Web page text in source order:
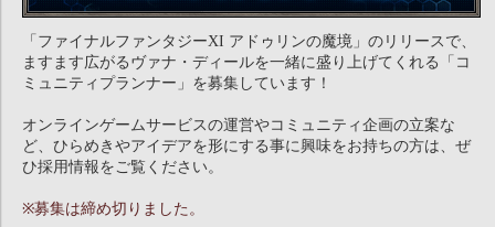
「ファイナルファンタジーXI アドゥリンの魔境」のリリースで、
ますます広がるヴァナ・ディールを一緒に盛り上げてくれる「コ
ミュニティプランナー」を募集しています！
オンラインゲームサービスの運営やコミュニティ企画の立案な
ど、ひらめきやアイデアを形にする事に興味をお持ちの方は、ぜ
ひ採用情報をご覧ください。
※募集は締め切りました。